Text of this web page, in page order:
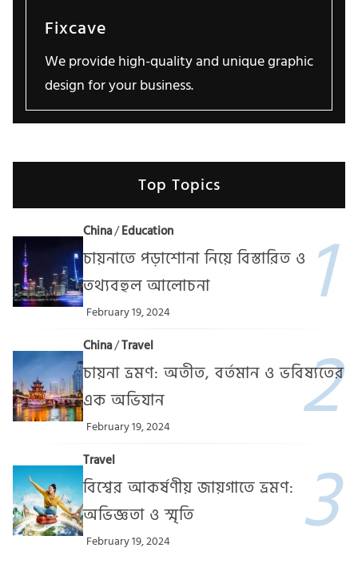
Fixcave
design for your business.
Top Topics
China/ Education
চায়নাতে পড়াশোনা নিয়ে বিস্তারিত ও
তথ্যবহুল আলোচনা
February 19, 2024
China/Travel
চায়না ভ্রমণ: অতীত, বর্তমান ও ভবিষ্যতের
এক অভিযান